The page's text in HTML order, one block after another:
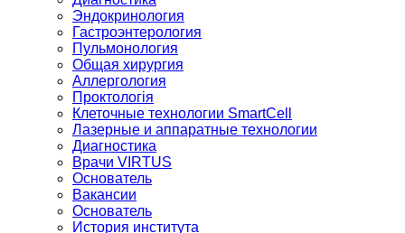
Эндокринология
Гастроэнтерология
Пульмонология
Общая хирургия
Аллергология
Проктологія
Клеточные технологии SmartCell
Лазерные и аппаратные технологии
Диагностика
Врачи VIRTUS
Основатель
Вакансии
Основатель
История института